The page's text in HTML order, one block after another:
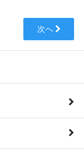
次へ